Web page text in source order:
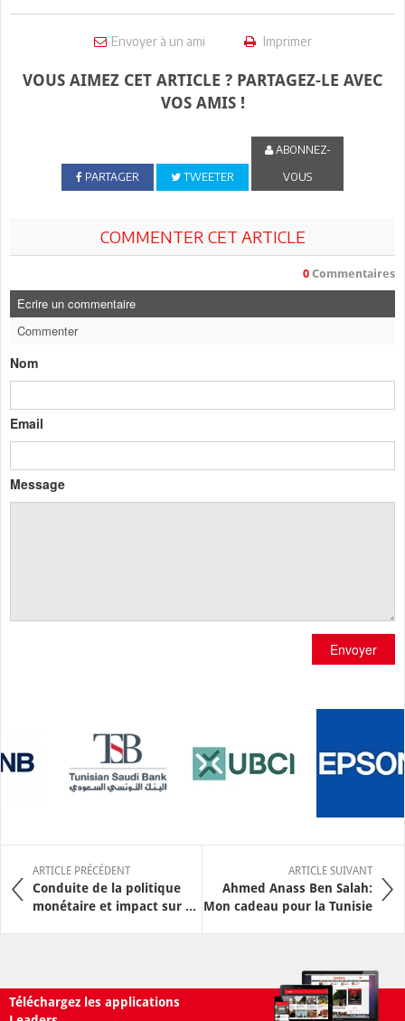
Envoyer à un ami Imprimer
VOUS AIMEZ CET ARTICLE ? PARTAGEZ-LE AVEC
VOS AMIS !
PARTAGER TWEETER
ABONNEZ-
VOUS
COMMENTER CET ARTICLE
0 Commentaires
Ecrire un commentaire
Commenter
Nom
Email
Message
Envoyer
ARTICLE PRÉCÉDENT
Conduite de la politique
monétaire et impact sur ...
ARTICLE SUIVANT
Ahmed Anass Ben Salah:
Mon cadeau pour la Tunisie
Téléchargez les applications